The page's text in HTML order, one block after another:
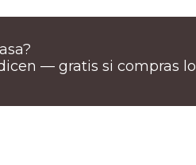
— gratis si compras